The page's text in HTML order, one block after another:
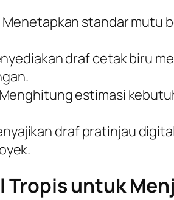
Menetapkan standar mutu
draf cetak biru
Menghitung estimasi
draf pratinjau
untuk